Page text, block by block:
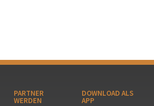
PARTNER
WERDEN
DOWNLOAD ALS
APP